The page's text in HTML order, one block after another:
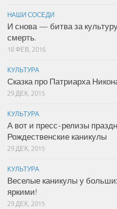
НАШИ СОСЕДИ
И снова — битва за
смерть.
18 ФЕВ, 2016
КУЛЬТУРА
Сказка про Патриарха
29 ДЕК, 2015
КУЛЬТУРА
А вот и пресс-релизы
Рождественские каникулы
29 ДЕК, 2015
КУЛЬТУРА
Веселые каникулы у
яркими!
29 ДЕК, 2015